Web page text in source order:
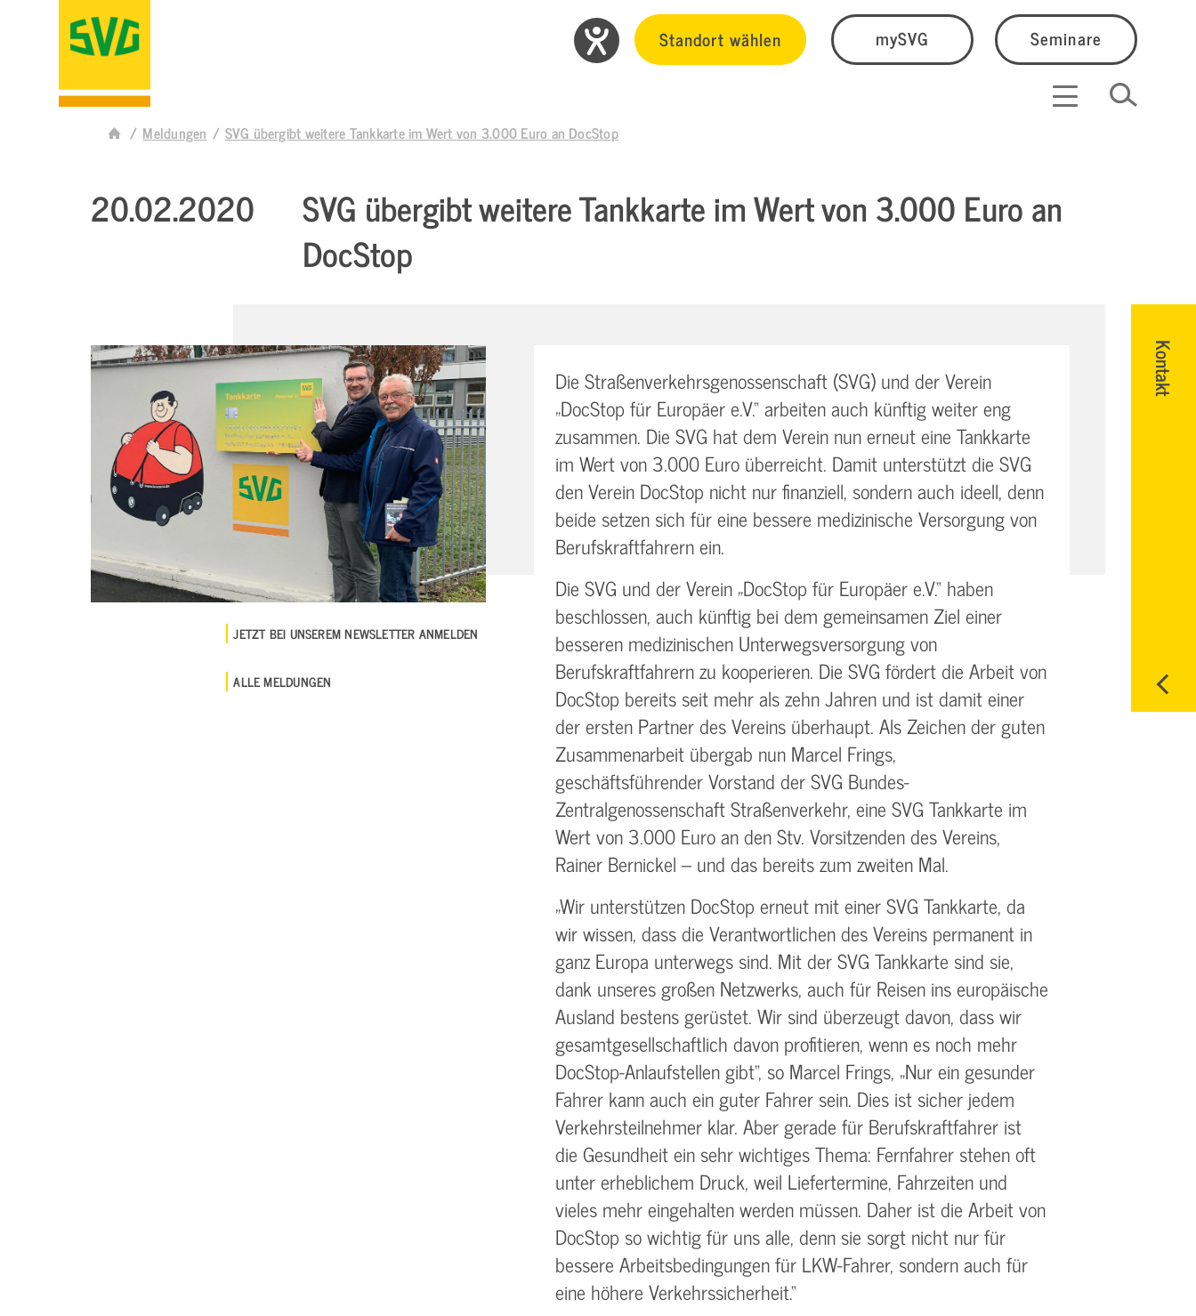
Standort wählen mySVG Seminare
Kontakt
Meldungen SVG übergibt weitere Tankkarte im Wert von 3.000 Euro an DocStop
20.02.2020
SVG übergibt weitere Tankkarte im Wert von 3.000 Euro an
DocStop
JETZT BEI UNSEREM NEWSLETTER ANMELDEN
ALLE MELDUNGEN
Die Straßenverkehrsgenossenschaft (SVG) und der Verein
„DocStop für Europäer e.V.“ arbeiten auch künftig weiter eng
zusammen. Die SVG hat dem Verein nun erneut eine Tankkarte
im Wert von 3.000 Euro überreicht. Damit unterstützt die SVG
den Verein DocStop nicht nur finanziell, sondern auch ideell, denn
beide setzen sich für eine bessere medizinische Versorgung von
Berufskraftfahrern ein.
Die SVG und der Verein „DocStop für Europäer e.V.“ haben
beschlossen, auch künftig bei dem gemeinsamen Ziel einer
besseren medizinischen Unterwegsversorgung von
Berufskraftfahrern zu kooperieren. Die SVG fördert die Arbeit von
DocStop bereits seit mehr als zehn Jahren und ist damit einer
der ersten Partner des Vereins überhaupt. Als Zeichen der guten
Zusammenarbeit übergab nun Marcel Frings,
geschäftsführender Vorstand der SVG Bundes-
Zentralgenossenschaft Straßenverkehr, eine SVG Tankkarte im
Wert von 3.000 Euro an den Stv. Vorsitzenden des Vereins,
Rainer Bernickel – und das bereits zum zweiten Mal.
„Wir unterstützen DocStop erneut mit einer SVG Tankkarte, da
wir wissen, dass die Verantwortlichen des Vereins permanent in
ganz Europa unterwegs sind. Mit der SVG Tankkarte sind sie,
dank unseres großen Netzwerks, auch für Reisen ins europäische
Ausland bestens gerüstet. Wir sind überzeugt davon, dass wir
gesamtgesellschaftlich davon profitieren, wenn es noch mehr
DocStop-Anlaufstellen gibt“, so Marcel Frings, „Nur ein gesunder
Fahrer kann auch ein guter Fahrer sein. Dies ist sicher jedem
Verkehrsteilnehmer klar. Aber gerade für Berufskraftfahrer ist
die Gesundheit ein sehr wichtiges Thema: Fernfahrer stehen oft
unter erheblichem Druck, weil Liefertermine, Fahrzeiten und
vieles mehr eingehalten werden müssen. Daher ist die Arbeit von
DocStop so wichtig für uns alle, denn sie sorgt nicht nur für
bessere Arbeitsbedingungen für LKW-Fahrer, sondern auch für
eine höhere Verkehrssicherheit.“